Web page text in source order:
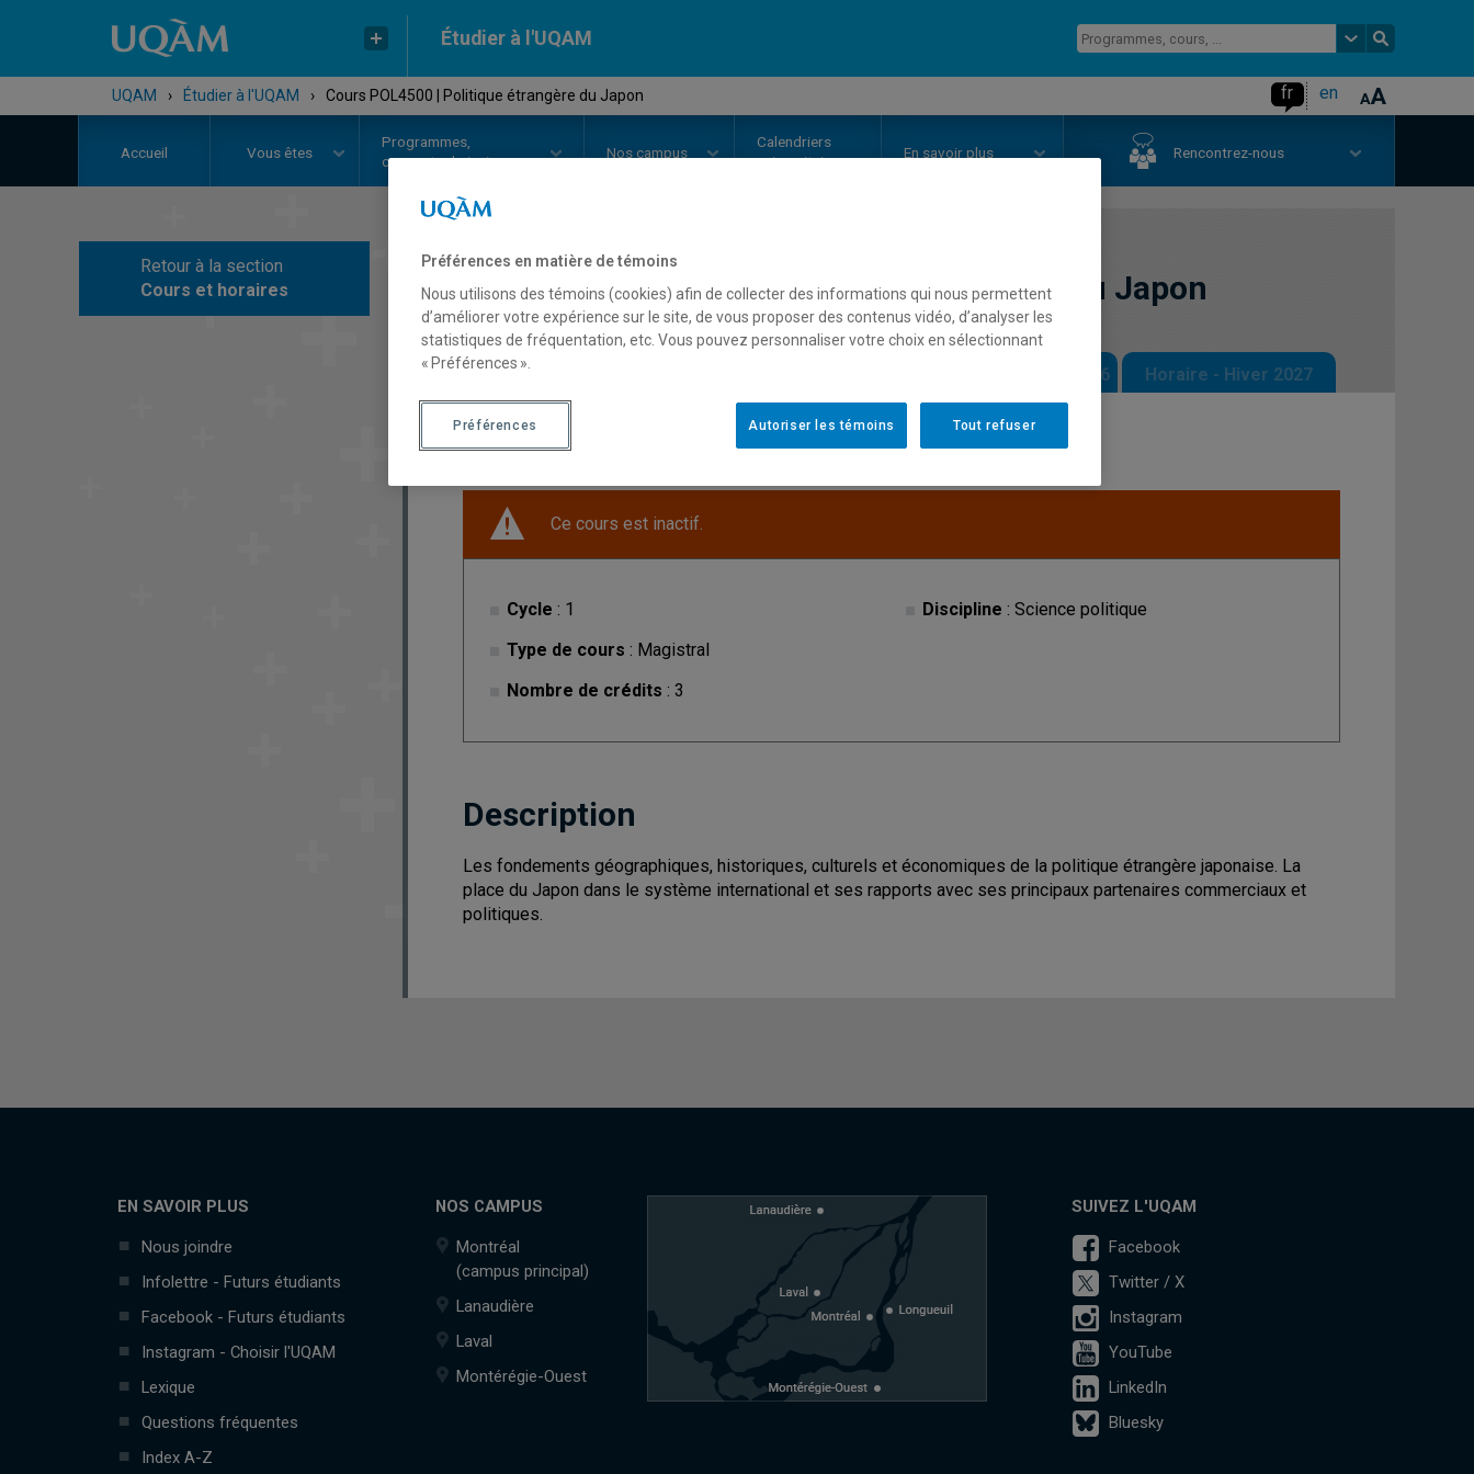
Étudier à l'UQAM
UQAM › Étudier à l'UQAM › Cours POL4500 | Politique étrangère du Japon fr en
Accueil Vous êtes
Programmes,
cours et admission
Nos campus
Calendriers
universitaires
En savoir plus Rencontrez-nous
Retour à la section
Cours et horaires
COURS// POL4500-Politique étrangère du Japon
Description Horaire - Automne 2026 Horaire - Hiver 2027
Ce cours est inactif.
Cycle : 1
Type de cours : Magistral
Nombre de crédits : 3
Discipline : Science politique
Description
Les fondements géographiques, historiques, culturels et économiques de la politique étrangère japonaise. La
place du Japon dans le système international et ses rapports avec ses principaux partenaires commerciaux et
politiques.
EN SAVOIR PLUS
Nous joindre
Infolettre - Futurs étudiants
Facebook - Futurs étudiants
Instagram - Choisir l'UQAM
Lexique
Questions fréquentes
Index A-Z
NOS CAMPUS
Montréal
(campus principal)
Lanaudière
Laval
Montérégie-Ouest
SUIVEZ L'UQAM
Facebook
Twitter / X
Instagram
YouTube
LinkedIn
Bluesky
Préférences en matière de témoins
Nous utilisons des témoins (cookies) afin de collecter des informations qui nous permettent
d’améliorer votre expérience sur le site, de vous proposer des contenus vidéo, d’analyser les
statistiques de fréquentation, etc. Vous pouvez personnaliser votre choix en sélectionnant
« Préférences ».
Tout refuser
Autoriser les témoins
Préférences